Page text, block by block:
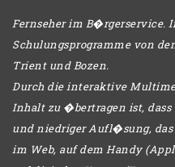
Fernseher im B�rgerservice.
Schulungsprogramme von
Trient und Bozen.
Durch die interaktive
Inhalt zu �bertragen ist,
und niedriger Aufl�sung,
im Web, auf dem Handy